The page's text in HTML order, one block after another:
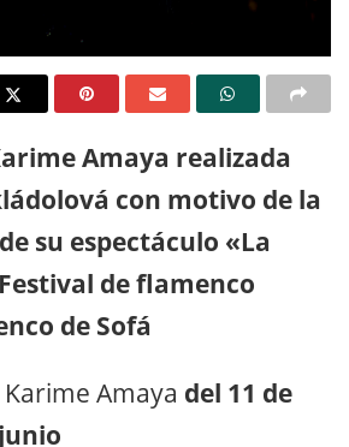
Amaya realizada
con motivo de la
su espectáculo «La
de flamenco
de Sofá
Amaya del 11 de